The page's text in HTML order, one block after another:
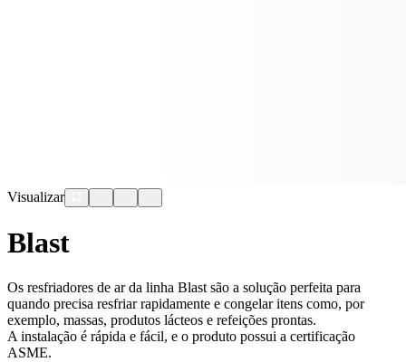
Visualizar
Blast
Os resfriadores de ar da linha Blast são a solução perfeita para
quando precisa resfriar rapidamente e congelar itens como, por
exemplo, massas, produtos lácteos e refeições prontas.
A instalação é rápida e fácil, e o produto possui a certificação
ASME.